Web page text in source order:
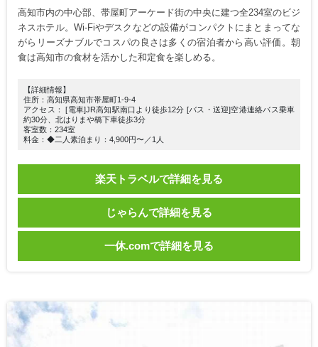
高知市内の中心部、帯屋町アーケード街の中央に建つ全234室のビジ
ネスホテル。Wi-Fiやデスクなどの設備がコンパクトにまとまってな
がらリーズナブルでコスパの良さは多くの宿泊者から高い評価。朝
食は高知市の食材を活かした和定食を楽しめる。
【詳細情報】
住所：高知県高知市帯屋町1-9-4
アクセス： [電車]JR高知駅南口より徒歩12分 [バス・送迎]空港連絡バス乗車
約30分、北はりまや橋下車徒歩3分
客室数：234室
料金：◆二人素泊まり：4,900円〜／1人
楽天トラベルで詳細を見る
じゃらんで詳細を見る
一休.comで詳細を見る